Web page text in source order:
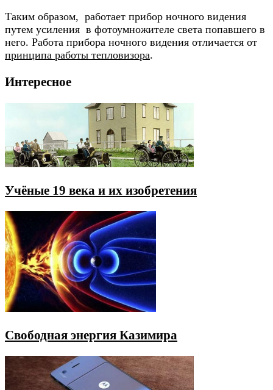
Таким образом, работает прибор ночного видения
путем усиления в фотоумножителе света попавшего в
него. Работа прибора ночного видения отличается от
принципа работы тепловизора.
Интересное
Учёные 19 века и их изобретения
Свободная энергия Казимира